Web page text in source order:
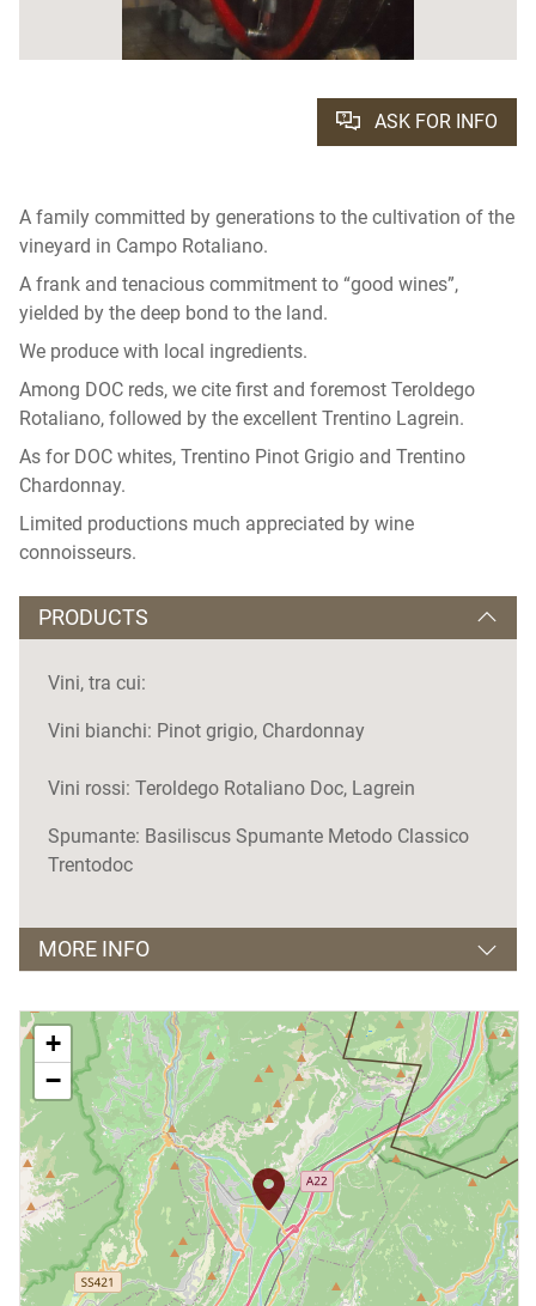
ASK FOR INFO
A family committed by generations to the cultivation of the
vineyard in Campo Rotaliano.
A frank and tenacious commitment to “good wines”,
yielded by the deep bond to the land.
We produce with local ingredients.
Among DOC reds, we cite first and foremost Teroldego
Rotaliano, followed by the excellent Trentino Lagrein.
As for DOC whites, Trentino Pinot Grigio and Trentino
Chardonnay.
Limited productions much appreciated by wine
connoisseurs.
PRODUCTS
Vini, tra cui:
Vini bianchi: Pinot grigio, Chardonnay
Vini rossi: Teroldego Rotaliano Doc, Lagrein
Spumante: Basiliscus Spumante Metodo Classico
Trentodoc
MORE INFO
Orari apertura e visite guidate:
dal Lunedì al Sabato,
dalle 8.00 alle 12.00 e dalle 14.00 alle 19.00.
Giorni di chiusura: Domenica.
Visite guidate solo su prenotazione.
+
−